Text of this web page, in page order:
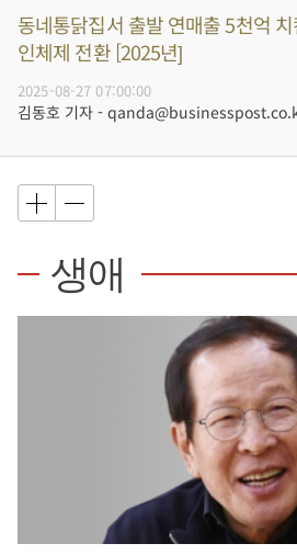
동네통닭집서 출발 연매출 5천억
인체제 전환 [2025년]
2025-08-27 07:00:00
김동호 기자 -
생애